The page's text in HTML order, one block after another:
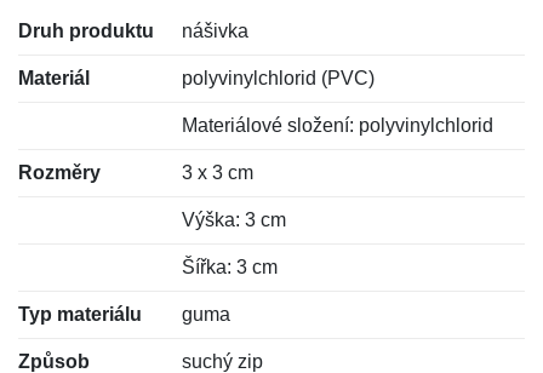
Druh produktu nášivka
Materiál polyvinylchlorid (PVC)
Materiálové složení: polyvinylchlorid
Rozměry 3 x 3 cm
Výška: 3 cm
Šířka: 3 cm
Typ materiálu guma
Způsob
suchý zip